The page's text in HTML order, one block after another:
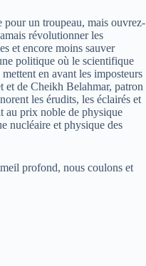
pour un troupeau, mais ouvrez-
révolutionner les
et encore moins sauver
politique où le scientifique
en avant les imposteurs
et de Cheikh Belahmar, patron
les érudits, les éclairés et
au prix noble de physique
nucléaire et physique des
profond, nous coulons et